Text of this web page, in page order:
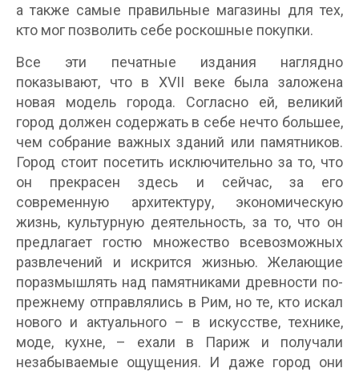
а также самые правильные магазины для тех,
кто мог позволить себе роскошные покупки.
Все эти печатные издания наглядно
показывают, что в XVII веке была заложена
новая модель города. Согласно ей, великий
город должен содержать в себе нечто большее,
чем собрание важных зданий или памятников.
Город стоит посетить исключительно за то, что
он прекрасен здесь и сейчас, за его
современную архитектуру, экономическую
жизнь, культурную деятельность, за то, что он
предлагает гостю множество всевозможных
развлечений и искрится жизнью. Желающие
поразмышлять над памятниками древности по-
прежнему отправлялись в Рим, но те, кто искал
нового и актуального – в искусстве, технике,
моде, кухне, – ехали в Париж и получали
незабываемые ощущения. И даже город они